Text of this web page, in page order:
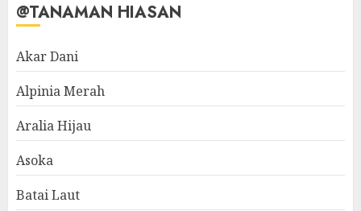
@TANAMAN HIASAN
Akar Dani
Alpinia Merah
Aralia Hijau
Asoka
Batai Laut